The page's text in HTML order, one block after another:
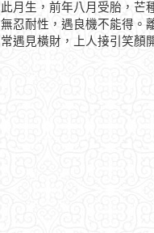
此月生，前年八月受胎，芒
無忍耐性，遇良機不能得。
常遇見橫財，上人接引笑顏